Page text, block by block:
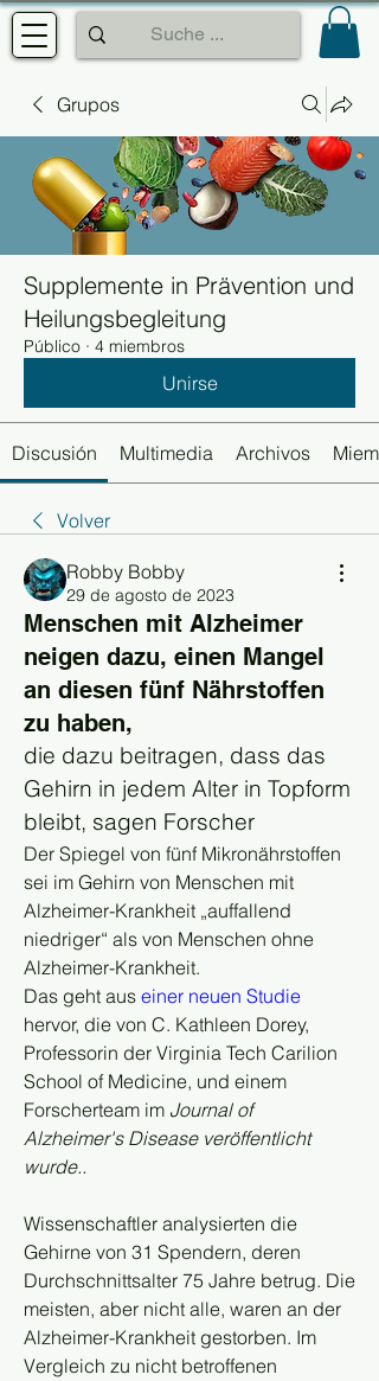
Grupos
Supplemente in Prävention und
Heilungsbegleitung
Público · 4 miembros
Unirse
Discusión Multimedia Archivos
Volver
Robby Bobby
29 de agosto de 2023
Menschen mit Alzheimer
neigen dazu, einen Mangel
an diesen fünf Nährstoffen
zu haben,
die dazu beitragen, dass das
Gehirn in jedem Alter in Topform
bleibt, sagen Forscher
Der Spiegel von fünf Mikronährstoffen
sei im Gehirn von Menschen mit
Alzheimer-Krankheit „auffallend
niedriger“ als von Menschen ohne
Alzheimer-Krankheit.
Das geht aus einer neuen Studie
hervor, die von C. Kathleen Dorey,
Professorin der Virginia Tech Carilion
School of Medicine, und einem
Forscherteam im Journal of
Alzheimer's Disease veröffentlicht
wurde..
Wissenschaftler analysierten die
Gehirne von 31 Spendern, deren
Durchschnittsalter 75 Jahre betrug. Die
meisten, aber nicht alle, waren an der
Alzheimer-Krankheit gestorben. Im
Vergleich zu nicht betroffenen